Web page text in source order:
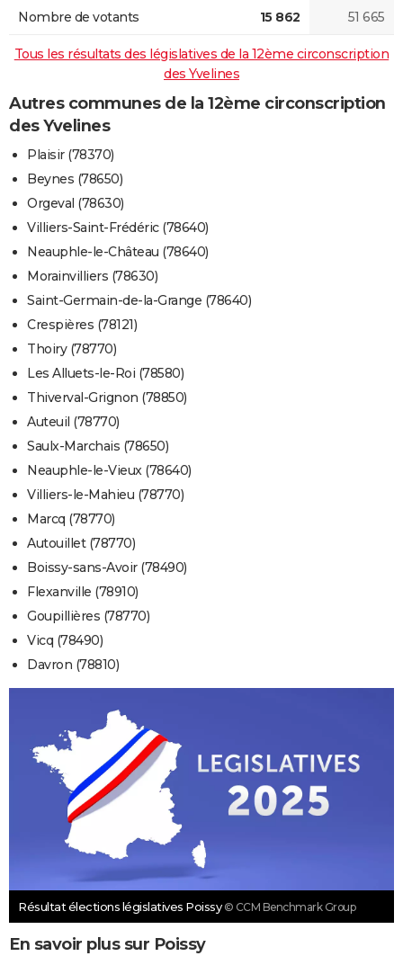
Nombre de votants 15 862 51 665
Tous les résultats des législatives de la 12ème circonscription
des Yvelines
Autres communes de la 12ème circonscription
des Yvelines
Plaisir (78370)
Beynes (78650)
Orgeval (78630)
Villiers-Saint-Frédéric (78640)
Neauphle-le-Château (78640)
Morainvilliers (78630)
Saint-Germain-de-la-Grange (78640)
Crespières (78121)
Thoiry (78770)
Les Alluets-le-Roi (78580)
Thiverval-Grignon (78850)
Auteuil (78770)
Saulx-Marchais (78650)
Neauphle-le-Vieux (78640)
Villiers-le-Mahieu (78770)
Marcq (78770)
Autouillet (78770)
Boissy-sans-Avoir (78490)
Flexanville (78910)
Goupillières (78770)
Vicq (78490)
Davron (78810)
Résultat élections législatives Poissy © CCM Benchmark Group
En savoir plus sur Poissy